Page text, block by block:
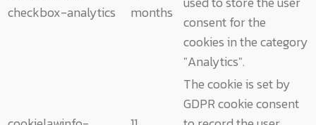
checkbox-analytics
months
consent for the
cookies in the category
"Analytics".
The cookie is set by
GDPR cookie consent